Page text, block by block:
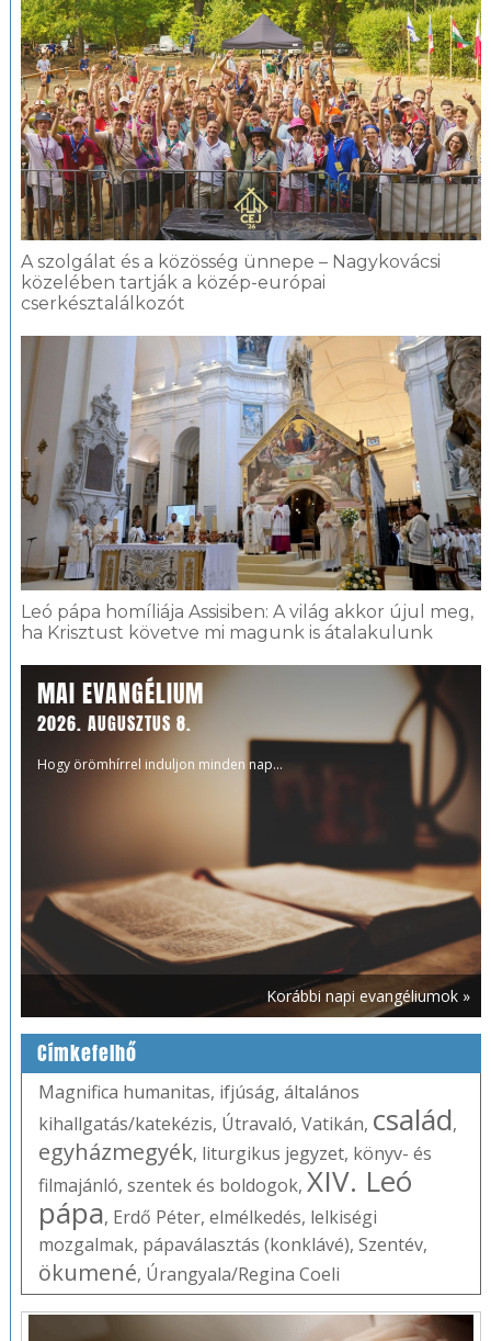
A szolgálat és a közösség ünnepe – Nagykovácsi
közelében tartják a közép-európai
cserkésztalálkozót
Leó pápa homíliája Assisiben: A világ akkor újul meg,
ha Krisztust követve mi magunk is átalakulunk
MAI EVANGÉLIUM
2026. AUGUSZTUS 8.
Hogy örömhírrel induljon minden nap...
Korábbi napi evangéliumok »
Címkefelhő
Magnifica humanitas, ifjúság, általános
kihallgatás/katekézis, Útravaló, Vatikán, család,
egyházmegyék, liturgikus jegyzet, könyv- és
filmajánló, szentek és boldogok, XIV. Leó
pápa, Erdő Péter, elmélkedés, lelkiségi
mozgalmak, pápaválasztás (konklávé), Szentév,
ökumené, Úrangyala/Regina Coeli